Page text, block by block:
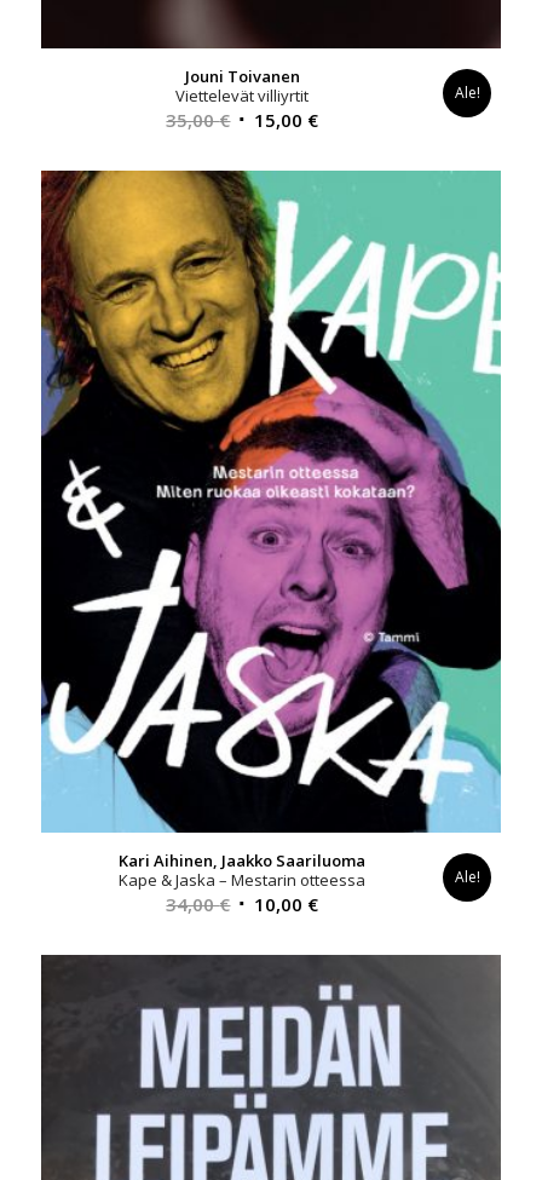
Jouni Toivanen
Viettelevät villiyrtit
35,00€ Alkuperäinen
oli:
35,00 €.
15,00 €Nykyinen
on:
Ale!
Kari Aihinen, Jaakko Saariluoma
Kape & Jaska – Mestarin otteessa
34,00€ Alkuperäinen
oli:
10,00 €Nykyinen
on:
10,00 €.
Ale!